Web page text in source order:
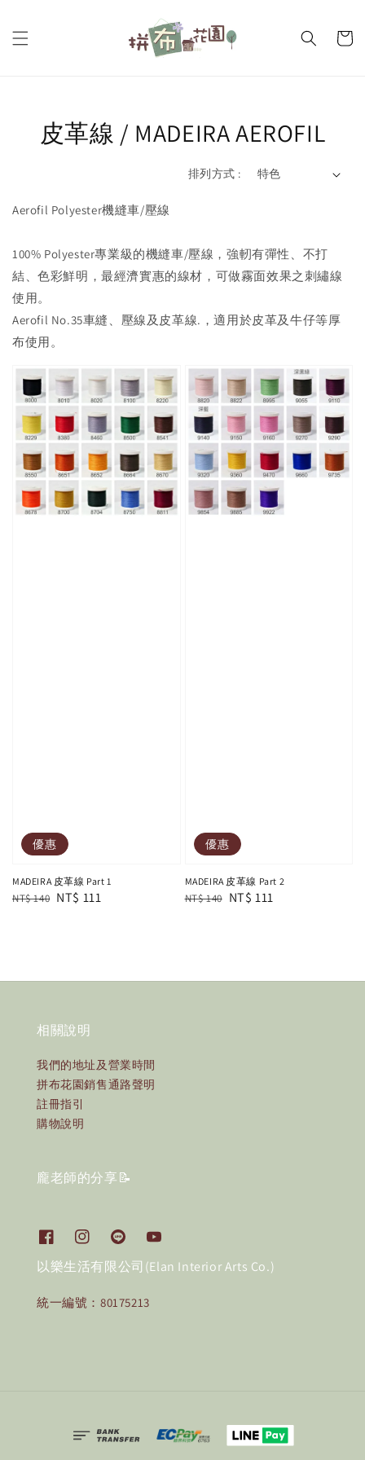
皮革線 / MADEIRA AEROFIL
排列方式 :
Aerofil Polyester機縫車/壓線
100% Polyester專業級的機縫車/壓線，強軔有彈性、不打
結、色彩鮮明，最經濟實惠的線材，可做霧面效果之刺繡線
使用。
Aerofil No.35車縫、壓線及皮革線.，適用於皮革及牛仔等厚
布使用。
優惠
MADEIRA 皮革線 Part 1
Regular
NT$ 140 Sale
NT$ 111
優惠
MADEIRA 皮革線 Part 2
Regular
NT$ 140 Sale
NT$ 111
相關說明
我們的地址及營業時間
拼布花園銷售通路聲明
註冊指引
購物說明
龐老師的分享📝
以樂生活有限公司(Elan Interior Arts Co.)
統一編號：80175213